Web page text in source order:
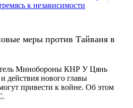
меры против Тайваня в
Минобороны КНР У Цянь
действия нового главы
привести к войне. Об этом